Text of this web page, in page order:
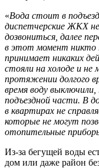
«Вода стоит в
диспетчерские ЖКХ
дозвониться, далее
в этот момент никто
принимает никаких
стояли на холоде и не
протяжении долгого
время воду
подъездной части. В
в квартирах не
которые не могут
отопительные
Из-за бегущей воды
дом или даже район